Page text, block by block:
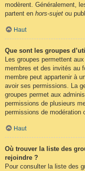
modèrent. Généralement,
partent en hors-sujet ou
Haut
Que sont les groupes
Les groupes permettent
membres et des invités au
membre peut appartenir à
avoir ses permissions. La
groupes permet aux
permissions de plusieurs
permissions de modération
Haut
Où trouver la liste des
rejoindre ?
Pour consulter la liste des